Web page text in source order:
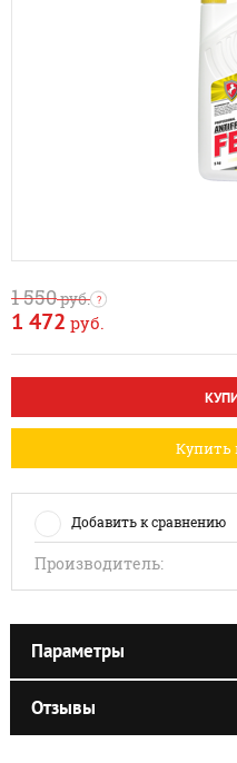
1 550руб.
1 472 руб.
Купить
Добавить к сравнению
Производитель:
Параметры
Отзывы